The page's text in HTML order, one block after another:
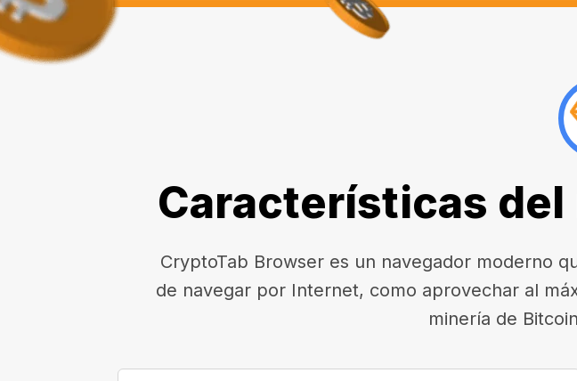
Características del
CryptoTab Browser es un navegador moderno
de navegar por Internet, como aprovechar al
minería de